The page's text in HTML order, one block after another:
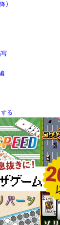
)
写
る